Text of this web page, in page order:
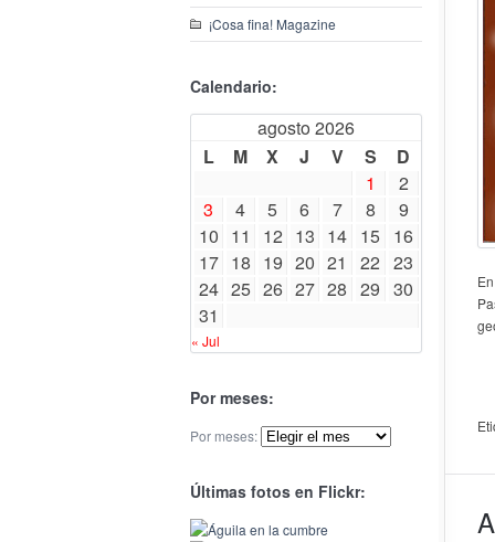
¡Cosa fina! Magazine
Calendario:
agosto 2026
L
M X J V S
D
1
2
3
4 5 6 7 8
9
10 11 12 13 14 15 16
17 18 19 20 21 22 23
24 25 26 27 28 29 30
31
« Jul
Por meses:
Por meses:
Últimas fotos en Flickr: